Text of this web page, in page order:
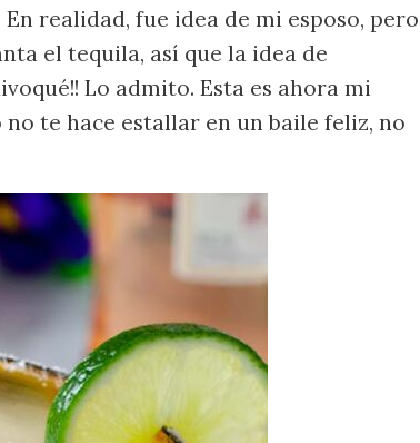
realidad, fue idea de mi esposo, pero
el tequila, así que la idea de
Lo admito. Esta es ahora mi
te hace estallar en un baile feliz, no